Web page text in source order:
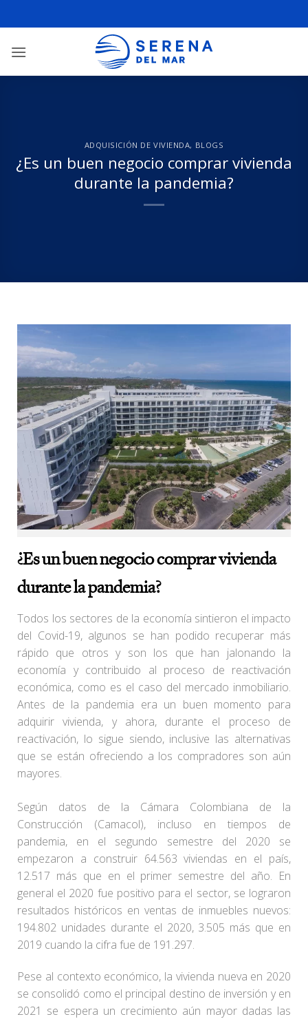
ADQUISICIÓN DE VIVIENDA, BLOGS
¿Es un buen negocio comprar vivienda
durante la pandemia?
¿Es un buen negocio comprar vivienda
durante la pandemia?
Todos los sectores de la economía sintieron el impacto
del Covid-19, algunos se han podido recuperar más
rápido que otros y son los que han jalonando la
economía y contribuido al proceso de reactivación
económica, como es el caso del mercado inmobiliario.
Antes de la pandemia era un buen momento para
adquirir vivienda, y ahora, durante el proceso de
reactivación, lo sigue siendo, inclusive las alternativas
que se están ofreciendo a los compradores son aún
mayores.
Según datos de la Cámara Colombiana de la
Construcción (Camacol), incluso en tiempos de
pandemia, en el segundo semestre del 2020 se
empezaron a construir 64.563 viviendas en el país,
12.517 más que en el primer semestre del año. En
general el 2020 fue positivo para el sector, se lograron
resultados históricos en ventas de inmuebles nuevos:
194.802 unidades durante el 2020, 3.505 más que en
2019 cuando la cifra fue de 191.297.
Pese al contexto económico, la vivienda nueva en 2020
se consolidó como el principal destino de inversión y en
2021 se espera un crecimiento aún mayor dadas las